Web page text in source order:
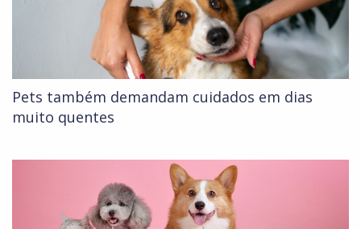
Pets também demandam cuidados em dias
muito quentes